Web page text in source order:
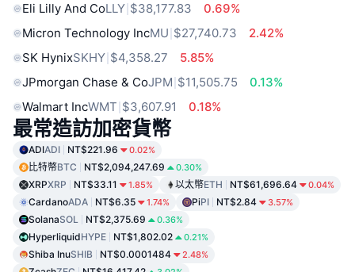
Eli Lilly And CoLLY $38,177.83
0.69%
Micron Technology IncMU $27,740.73
2.42%
SK HynixSKHY $4,358.27
5.85%
JPmorgan Chase & CoJPM $11,505.75
0.13%
Walmart IncWMT $3,607.91 0.18%
最常造訪加密貨幣
ADIADI NT$221.96 0.02%
比特幣BTC NT$2,094,247.69 0.30%
XRPXRP NT$33.11 1.85% 以太幣ETH NT$61,696.64 0.04%
CardanoADA NT$6.35 1.74% PiPI NT$2.84 3.57%
SolanaSOL NT$2,375.69 0.36%
HyperliquidHYPE NT$1,802.02 0.21%
Shiba InuSHIB NT$0.0001484 2.48%